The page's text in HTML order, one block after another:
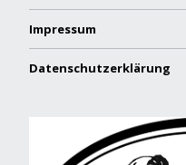
Impressum
Datenschutzerklärung